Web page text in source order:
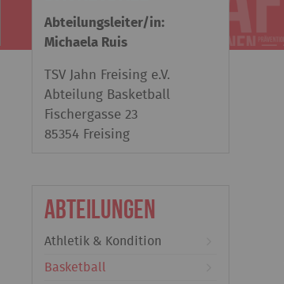
Abteilungsleiter/in:
Michaela Ruis
TSV Jahn Freising e.V.
Abteilung Basketball
Fischergasse 23
85354 Freising
Abteilungen
Athletik & Kondition
Basketball